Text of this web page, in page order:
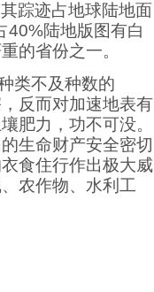
踪迹占地球陆地面
40%陆地版图有白
的省份之一。
类不及种数的
反而对加速地表有
肥力，功不可没。
生命财产安全密切
食住行作出极大威
农作物、水利工